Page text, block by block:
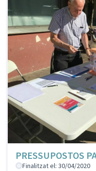
PRESSUPOSTOS
Finalitzat el: 30/04/2020